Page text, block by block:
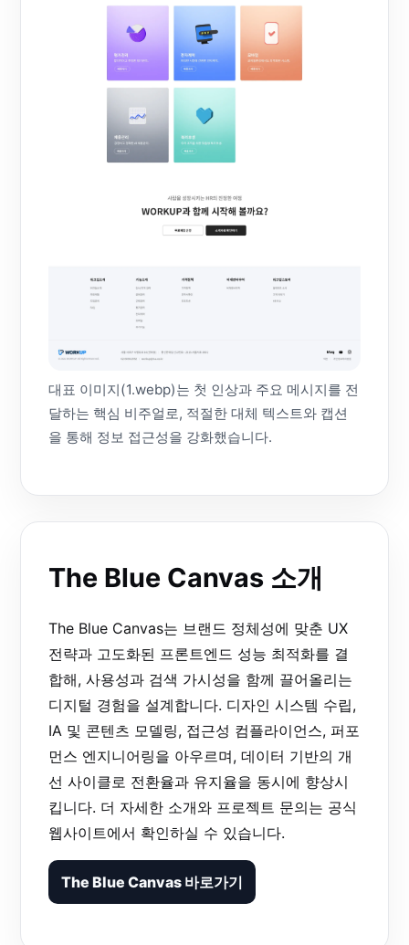
대표 이미지(1.webp)는 첫 인상과 주요 메시지를 전
달하는 핵심 비주얼로, 적절한 대체 텍스트와 캡션
을 통해 정보 접근성을 강화했습니다.
The Blue Canvas 소개
The Blue Canvas는 브랜드 정체성에 맞춘 UX
전략과 고도화된 프론트엔드 성능 최적화를 결
합해, 사용성과 검색 가시성을 함께 끌어올리는
디지털 경험을 설계합니다. 디자인 시스템 수립,
IA 및 콘텐츠 모델링, 접근성 컴플라이언스, 퍼포
먼스 엔지니어링을 아우르며, 데이터 기반의 개
선 사이클로 전환율과 유지율을 동시에 향상시
킵니다. 더 자세한 소개와 프로젝트 문의는 공식
웹사이트에서 확인하실 수 있습니다.
The Blue Canvas 바로가기